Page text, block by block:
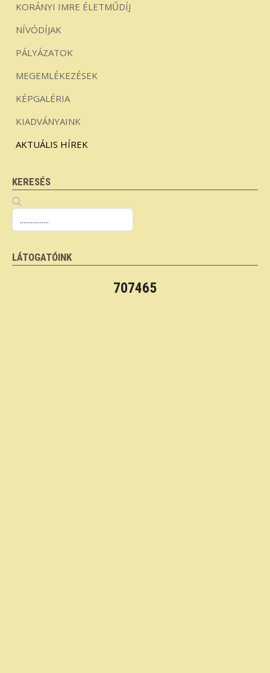
KORÁNYI IMRE ÉLETMŰDÍJ
NÍVÓDÍJAK
PÁLYÁZATOK
MEGEMLÉKEZÉSEK
KÉPGALÉRIA
KIADVÁNYAINK
AKTUÁLIS HÍREK
KERESÉS
LÁTOGATÓINK
707465